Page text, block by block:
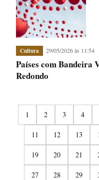
Cultura 29/05/2026 às 11:54
Países com Bandeira
Redondo
1 2 3 4
11 12 13
19 20 21
27 28 29